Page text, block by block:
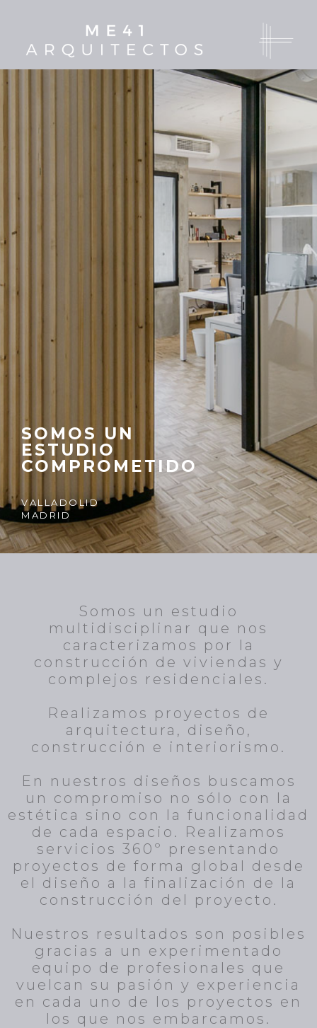
SOMOS UN
ESTUDIO
COMPROMETIDO
VALLADOLID
MADRID
Somos un estudio
multidisciplinar que nos
caracterizamos por la
construcción de viviendas y
complejos residenciales.
Realizamos proyectos de
arquitectura, diseño,
construcción e interiorismo.
En nuestros diseños buscamos
un compromiso no sólo con la
estética sino con la funcionalidad
de cada espacio. Realizamos
servicios 360º presentando
proyectos de forma global desde
el diseño a la finalización de la
construcción del proyecto.
Nuestros resultados son posibles
gracias a un experimentado
equipo de profesionales que
vuelcan su pasión y experiencia
en cada uno de los proyectos en
los que nos embarcamos.